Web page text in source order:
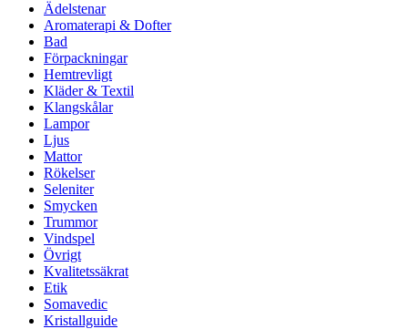
Ädelstenar
Aromaterapi & Dofter
Bad
Förpackningar
Hemtrevligt
Kläder & Textil
Klangskålar
Lampor
Ljus
Mattor
Rökelser
Seleniter
Smycken
Trummor
Vindspel
Övrigt
Kvalitetssäkrat
Etik
Somavedic
Kristallguide